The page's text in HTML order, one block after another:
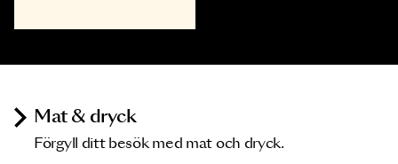
Mat & dryck
Förgyll ditt besök med mat och dryck.